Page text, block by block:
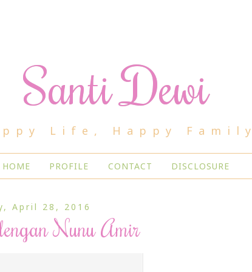
Santi Dewi
Life, Happy
HOME PROFILE CONTACT DISCLOSURE
April 28, 2016
Nunu Amir